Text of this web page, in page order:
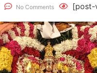
No Comments [post-